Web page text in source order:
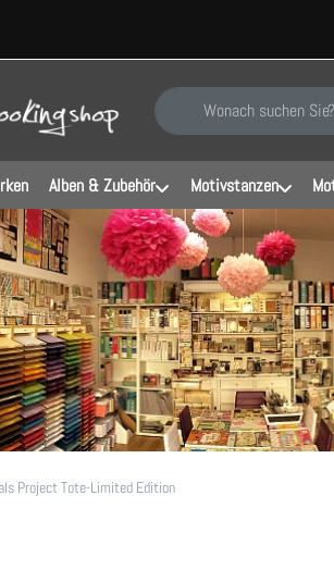
Geben Sie einen
Alben & Zubehör Motivstanzen
Project Tote-Limited Edition